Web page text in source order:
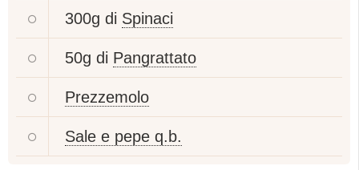
300g di Spinaci
50g di Pangrattato
Prezzemolo
Sale e pepe q.b.